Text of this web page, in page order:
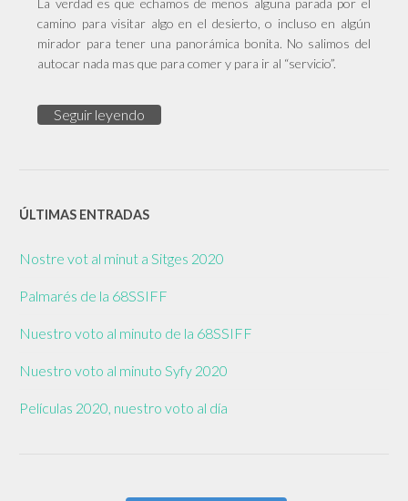
camino para visitar algo en el desierto, o incluso en algún
mirador para tener una panorámica bonita. No salimos del
autocar nada mas que para comer y para ir al “servicio”.
Seguir leyendo
ÚLTIMAS ENTRADAS
Nostre vot al minut a Sitges 2020
Palmarés de la 68SSIFF
Nuestro voto al minuto de la 68SSIFF
Nuestro voto al minuto Syfy 2020
Películas 2020, nuestro voto al día